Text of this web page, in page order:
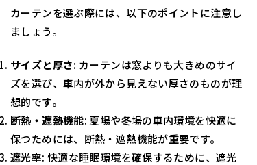
カーテンを選ぶ際には、以下のポイントに注意し
ましょう。
サイズと厚さ: カーテンは窓よりも大きめのサイ
ズを選び、車内が外から見えない厚さのものが理
想的です。
断熱・遮熱機能: 夏場や冬場の車内環境を快適に
保つためには、断熱・遮熱機能が重要です。
遮光率: 快適な睡眠環境を確保するために、遮光